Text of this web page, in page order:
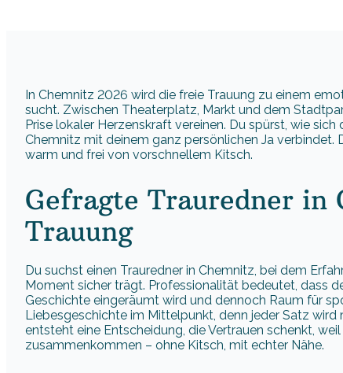
In Chemnitz 2026 wird die freie Trauung zu einem
sucht. Zwischen Theaterplatz, Markt und dem
Prise lokaler Herzenskraft vereinen. Du spürst, wie
Chemnitz mit deinem ganz persönlichen Ja verbindet.
warm und frei von vorschnellem Kitsch.
Gefragte Trauredner in
Trauung
Du suchst einen Trauredner in Chemnitz, bei dem
Moment sicher trägt. Professionalität bedeutet, dass
Geschichte eingeräumt wird und dennoch Raum für
Liebesgeschichte im Mittelpunkt, denn jeder Satz
entsteht eine Entscheidung, die Vertrauen schenkt,
zusammenkommen – ohne Kitsch, mit echter Nähe.